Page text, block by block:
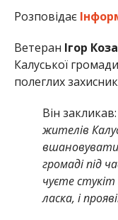
Розповідає
Ветеран Ігор
Калуської
полеглих
Він закликав:
жителів
вшановувати
громаді під
чуєте стукіт
ласка, і